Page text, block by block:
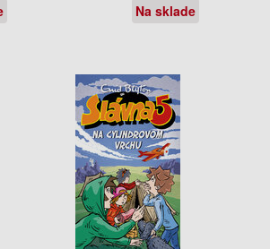
Na sklade